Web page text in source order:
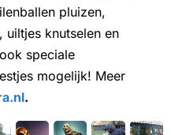
pluizen,
uiltjes knutselen en
speciale
mogelijk! Meer
.